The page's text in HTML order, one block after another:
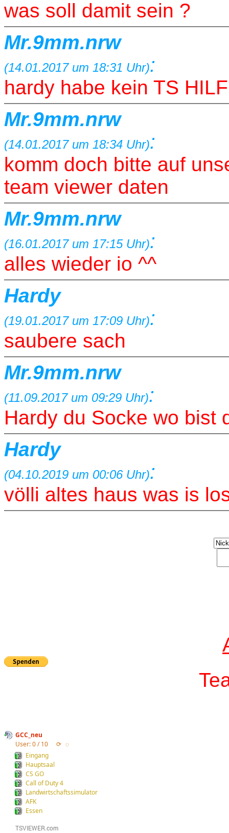
was soll damit sein ?
Mr.9mm.nrw
(14.01.2017 um 18:31 Uhr):
hardy habe kein TS
Mr.9mm.nrw
(14.01.2017 um 18:34 Uhr):
komm doch bitte auf
team viewer daten
Mr.9mm.nrw
(16.01.2017 um 17:15 Uhr):
alles wieder io ^^
Hardy
(19.01.2017 um 17:09 Uhr):
saubere sach
Mr.9mm.nrw
(11.09.2017 um 09:29 Uhr):
Hardy du Socke wo bist
Hardy
(04.10.2019 um 00:06 Uhr):
völli altes haus was is
T
GCC_neu
User: 0 / 10
⟳ ◌
Eingang
Hauptsaal
CS GO
Call of Duty 4
Landwirtschaftssimulator
AFK
Essen